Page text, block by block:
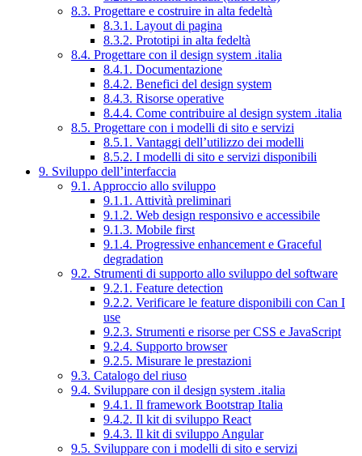
8.3. Progettare e costruire in alta fedeltà
8.3.1. Layout di pagina
8.3.2. Prototipi in alta fedeltà
8.4. Progettare con il design system .italia
8.4.1. Documentazione
8.4.2. Benefici del design system
8.4.3. Risorse operative
8.4.4. Come contribuire al design system .italia
8.5. Progettare con i modelli di sito e servizi
8.5.1. Vantaggi dell’utilizzo dei modelli
8.5.2. I modelli di sito e servizi disponibili
9. Sviluppo dell’interfaccia
9.1. Approccio allo sviluppo
9.1.1. Attività preliminari
9.1.2. Web design responsivo e accessibile
9.1.3. Mobile first
9.1.4. Progressive enhancement e Graceful
degradation
9.2. Strumenti di supporto allo sviluppo del software
9.2.1. Feature detection
9.2.2. Verificare le feature disponibili con Can I
use
9.2.3. Strumenti e risorse per CSS e JavaScript
9.2.4. Supporto browser
9.2.5. Misurare le prestazioni
9.3. Catalogo del riuso
9.4. Sviluppare con il design system .italia
9.4.1. Il framework Bootstrap Italia
9.4.2. Il kit di sviluppo React
9.4.3. Il kit di sviluppo Angular
9.5. Sviluppare con i modelli di sito e servizi